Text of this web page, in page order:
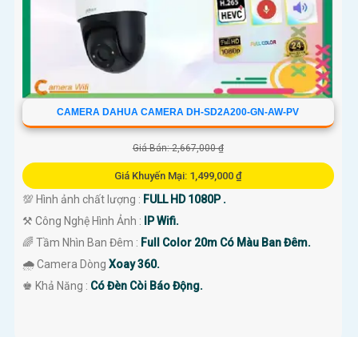
CAMERA DAHUA CAMERA DH-SD2A200-GN-AW-PV
Giá Bán: 2,667,000 ₫
Giá Khuyến Mại: 1,499,000 ₫
💯 Hình ảnh chất lượng : FULL HD 1080P .
⚒ Công Nghệ Hình Ảnh :
IP Wifi.
🌈 Tầm Nhìn Ban Đêm : Full Color 20m Có Màu Ban Đêm.
🌧️ Camera Dòng Xoay 360.
️♚ Khả Năng : Có Đèn Còi Báo Động.